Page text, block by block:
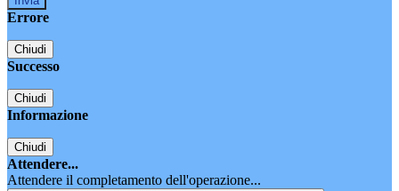
Errore
Chiudi
Successo
Chiudi
Informazione
Chiudi
Attendere...
Attendere il completamento dell'operazione...